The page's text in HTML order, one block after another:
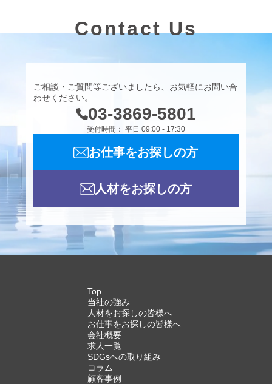
Contact Us
ご相談・ご質問等ございましたら、お気軽にお問い合
わせください。
03-3869-5801
受付時間： 平日 09:00 - 17:30
お仕事をお探しの方
人材をお探しの方
Top
当社の強み
人材をお探しの皆様へ
お仕事をお探しの皆様へ
会社概要
求人一覧
SDGsへの取り組み
コラム
顧客事例